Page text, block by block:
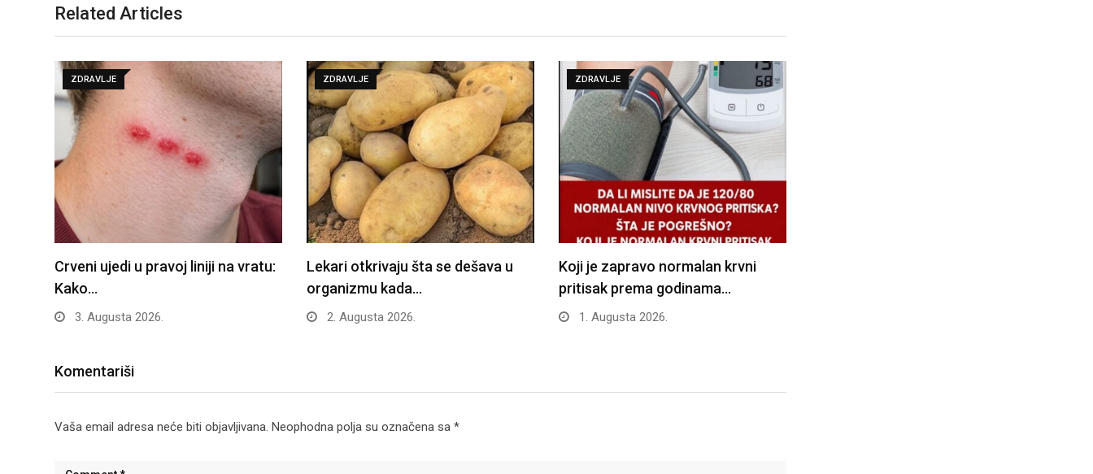
Related Articles
ZDRAVLJE
Crveni ujedi u pravoj liniji na vratu:
Kako…
3. Augusta 2026.
ZDRAVLJE
Lekari otkrivaju šta se dešava u
organizmu kada…
2. Augusta 2026.
ZDRAVLJE
Koji je zapravo normalan krvni
pritisak prema godinama…
1. Augusta 2026.
Komentariši
Vaša email adresa neće biti objavljivana. Neophodna polja su označena sa *